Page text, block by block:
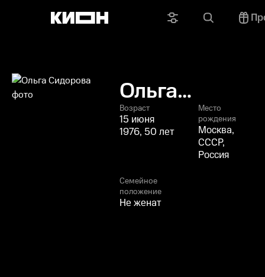
Ольга
Сидорова
Возраст
15 июня
1976, 50 лет
Место
рождения
Москва,
СССР,
Россия
Семейное
положение
Не женат